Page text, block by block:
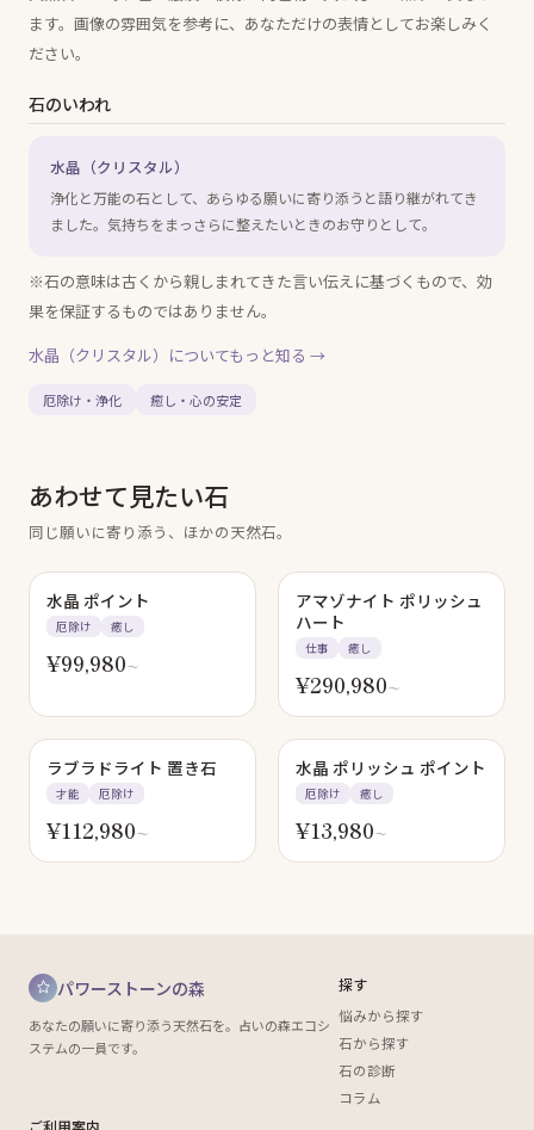
ます。画像の雰囲気を参考に、あなただけの表情としてお楽しみく
ださい。
石のいわれ
水晶（クリスタル）
浄化と万能の石として、あらゆる願いに寄り添うと語り継がれてき
ました。気持ちをまっさらに整えたいときのお守りとして。
※石の意味は古くから親しまれてきた言い伝えに基づくもので、効
果を保証するものではありません。
水晶（クリスタル） についてもっと知る →
厄除け・浄化 癒し・心の安定
あわせて見たい石
同じ願いに寄り添う、ほかの天然石。
水晶 ポイント
厄除け 癒し
¥99,980〜
アマゾナイト ポリッシュ
ハート
仕事 癒し
¥290,980〜
ラブラドライト 置き石
才能 厄除け
¥112,980〜
水晶 ポリッシュ ポイント
厄除け 癒し
¥13,980〜
パワーストーンの森
あなたの願いに寄り添う天然石を。占いの森エコシ
ステムの一員です。
探す
悩みから探す
石から探す
石の診断
コラム
ご利用案内